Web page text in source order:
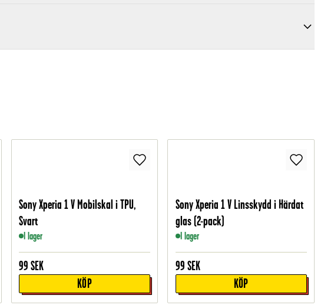
Sony Xperia 1 V Mobilskal i TPU,
Svart
I lager
99 SEK
KÖP
Sony Xperia 1 V Linsskydd i Härdat
glas (2-pack)
I lager
99 SEK
KÖP